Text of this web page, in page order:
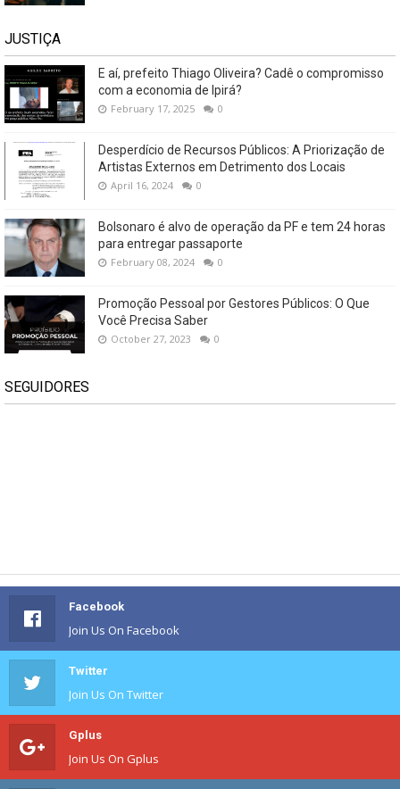
JUSTIÇA
E aí, prefeito Thiago Oliveira? Cadê o compromisso
com a economia de Ipirá?
February 17, 2025 0
Desperdício de Recursos Públicos: A Priorização de
Artistas Externos em Detrimento dos Locais
April 16, 2024 0
Bolsonaro é alvo de operação da PF e tem 24 horas
para entregar passaporte
February 08, 2024 0
Promoção Pessoal por Gestores Públicos: O Que
Você Precisa Saber
October 27, 2023 0
SEGUIDORES
Facebook
Join Us On Facebook
Twitter
Join Us On Twitter
Gplus
Join Us On Gplus